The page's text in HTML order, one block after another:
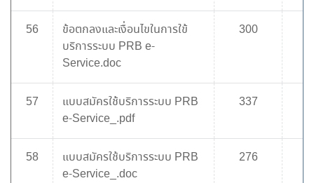
56
ข้อตกลงและเงื่อนไขในการใข้
บริการระบบ PRB e-
Service.doc
300
57
แบบสมัครใช้บริการระบบ PRB
e-Service_.pdf
337
58
แบบสมัครใช้บริการระบบ PRB
e-Service_.doc
276